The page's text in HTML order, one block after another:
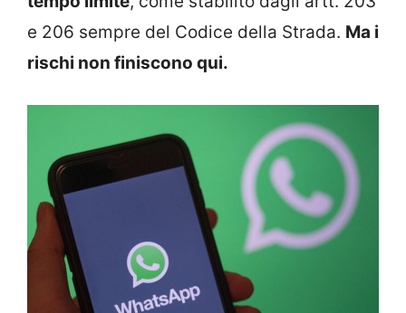
e 206 sempre del Codice della Strada. Ma i
rischi non finiscono qui.